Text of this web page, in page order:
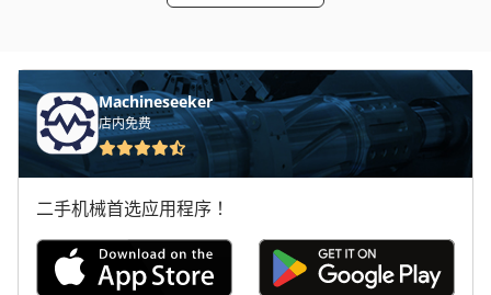
车载 平台
车间 设备
车间起重机
运行 Rails
Machineseeker
店内免费
二手机械首选应用程序！